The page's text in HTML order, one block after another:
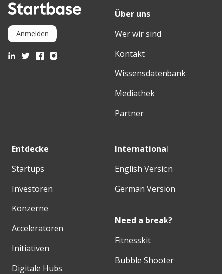
Anmelden
Über uns
Wer wir sind
Kontakt
Wissensdatenbank
Mediathek
Partner
Entdecke
Startups
Investoren
Konzerne
Acceleratoren
Initiativen
Digitale Hubs
International
English Version
German Version
Need a break?
Fitnesskit
Bubble Shooter